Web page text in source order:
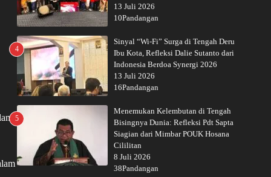
13 Juli 2026
10Pandangan
4
Sinyal “Wi-Fi” Surga di Tengah Deru
Ibu Kota, Refleksi Dalie Sutanto dari
Indonesia Berdoa Synergi 2026
13 Juli 2026
16Pandangan
5
Menemukan Kelembutan di Tengah
Bisingnya Dunia: Refleksi Pdt Sapta
Siagian dari Mimbar POUK Hosana
Cililitan
8 Juli 2026
38Pandangan